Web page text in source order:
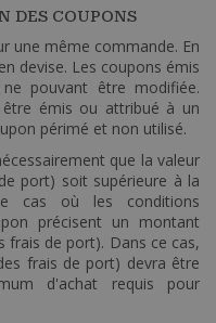
DES COUPONS
une même commande. En
devise. Les coupons émis
pouvant être modifiée.
émis ou attribué à un
périmé et non utilisé.
que la valeur
port) soit supérieure à la
cas où les conditions
précisent un montant
frais de port). Dans ce cas,
frais de port) devra être
d'achat requis pour